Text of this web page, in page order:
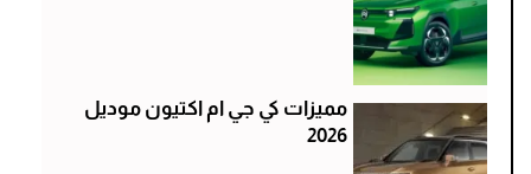
مميزات كي جي ام اكتيون موديل
2026